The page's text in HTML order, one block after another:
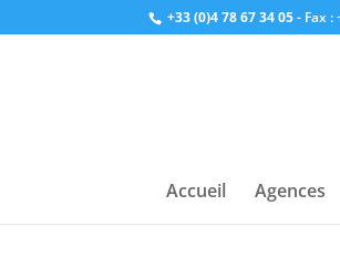
+33 (0)4 78 67 34 05- Fax :
Accueil Agences